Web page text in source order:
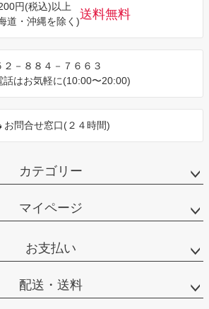
円(税込)以上
道・沖縄を除く)
送料無料
２－８８４－７６６３
話はお気軽に(10:00〜20:00)
お問合せ窓口(２４時間)
カテゴリー
マイページ
お支払い
配送・送料